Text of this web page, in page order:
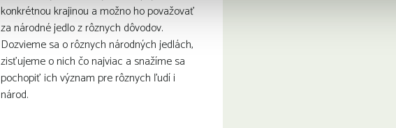
konkrétnou krajinou a možno ho považovať
za národné jedlo z rôznych dôvodov.
Dozvieme sa o rôznych národných jedlách,
zisťujeme o nich čo najviac a snažíme sa
pochopiť ich význam pre rôznych ľudí i
národ.